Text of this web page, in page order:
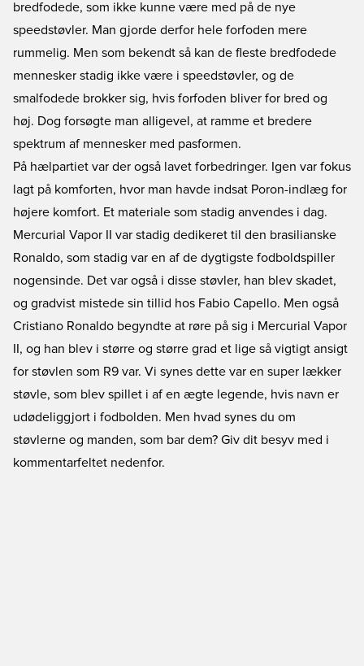
bredfodede, som ikke kunne være med på de nye
speedstøvler. Man gjorde derfor hele forfoden mere
rummelig. Men som bekendt så kan de fleste bredfodede
mennesker stadig ikke være i speedstøvler, og de
smalfodede brokker sig, hvis forfoden bliver for bred og
høj. Dog forsøgte man alligevel, at ramme et bredere
spektrum af mennesker med pasformen.
På hælpartiet var der også lavet forbedringer. Igen var fokus
lagt på komforten, hvor man havde indsat Poron-indlæg for
højere komfort. Et materiale som stadig anvendes i dag.
Mercurial Vapor II var stadig dedikeret til den brasilianske
Ronaldo, som stadig var en af de dygtigste fodboldspiller
nogensinde. Det var også i disse støvler, han blev skadet,
og gradvist mistede sin tillid hos Fabio Capello. Men også
Cristiano Ronaldo begyndte at røre på sig i Mercurial Vapor
II, og han blev i større og større grad et lige så vigtigt ansigt
for støvlen som R9 var. Vi synes dette var en super lækker
støvle, som blev spillet i af en ægte legende, hvis navn er
udødeliggjort i fodbolden. Men hvad synes du om
støvlerne og manden, som bar dem? Giv dit besyv med i
kommentarfeltet nedenfor.